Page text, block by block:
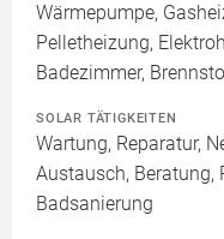
Wärmepumpe,
Pelletheizung,
Badezimmer,
SOLAR TÄTIGKEITEN
Wartung, Reparatur,
Austausch, Beratung,
Badsanierung